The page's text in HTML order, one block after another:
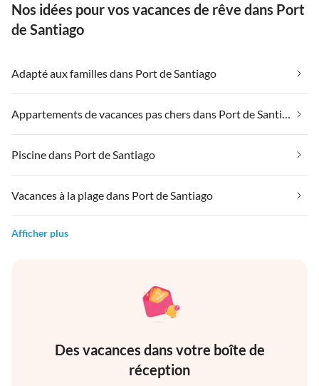
Nos idées pour vos vacances de rêve dans Port
de Santiago
Adapté aux familles dans Port de Santiago
Appartements de vacances pas chers dans Port de Santiago
Piscine dans Port de Santiago
Vacances à la plage dans Port de Santiago
Afficher plus
Des vacances dans votre boîte de
réception